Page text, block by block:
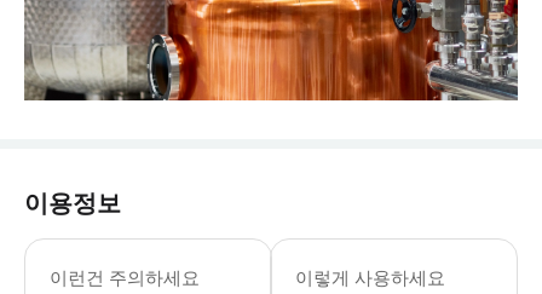
이용정보
이런건 주의하세요 이렇게 사용하세요